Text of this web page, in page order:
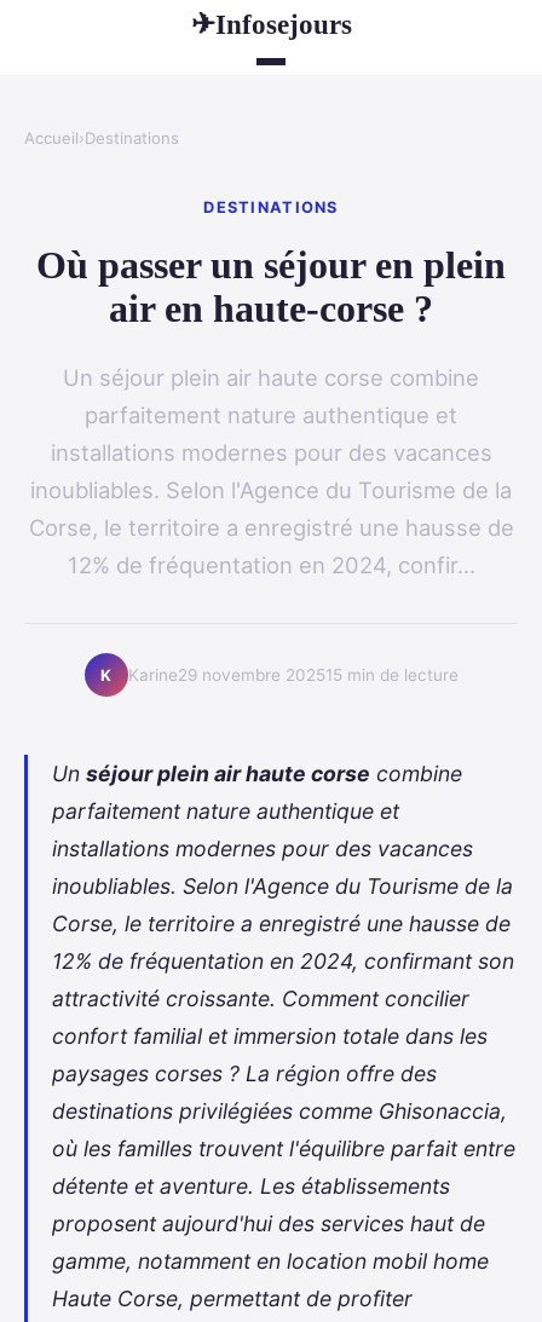
✈Infosejours
Accueil›Destinations
DESTINATIONS
Où passer un séjour en plein
air en haute-corse ?
Un séjour plein air haute corse combine
parfaitement nature authentique et
installations modernes pour des vacances
inoubliables. Selon l'Agence du Tourisme de la
Corse, le territoire a enregistré une hausse de
12% de fréquentation en 2024, confir...
K Karine29 novembre 202515 min de lecture
Un séjour plein air haute corse combine
parfaitement nature authentique et
installations modernes pour des vacances
inoubliables. Selon l'Agence du Tourisme de la
Corse, le territoire a enregistré une hausse de
12% de fréquentation en 2024, confirmant son
attractivité croissante. Comment concilier
confort familial et immersion totale dans les
paysages corses ? La région offre des
destinations privilégiées comme Ghisonaccia,
où les familles trouvent l'équilibre parfait entre
détente et aventure. Les établissements
proposent aujourd'hui des services haut de
gamme, notamment en location mobil home
Haute Corse, permettant de profiter